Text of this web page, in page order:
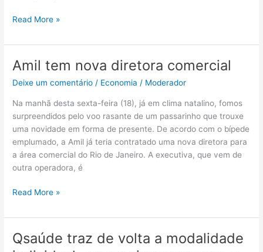
para
setor
Read More »
Amil tem nova diretora comercial
Deixe um comentário / Economia / Moderador
Na manhã desta sexta-feira (18), já em clima natalino, fomos
surpreendidos pelo voo rasante de um passarinho que trouxe
uma novidade em forma de presente. De acordo com o bípede
emplumado, a Amil já teria contratado uma nova diretora para
a área comercial do Rio de Janeiro. A executiva, que vem de
outra operadora, é
Amil
nova
diretora
comercial
Read More »
Qsaúde traz de volta a modalidade
Qsaúde
traz